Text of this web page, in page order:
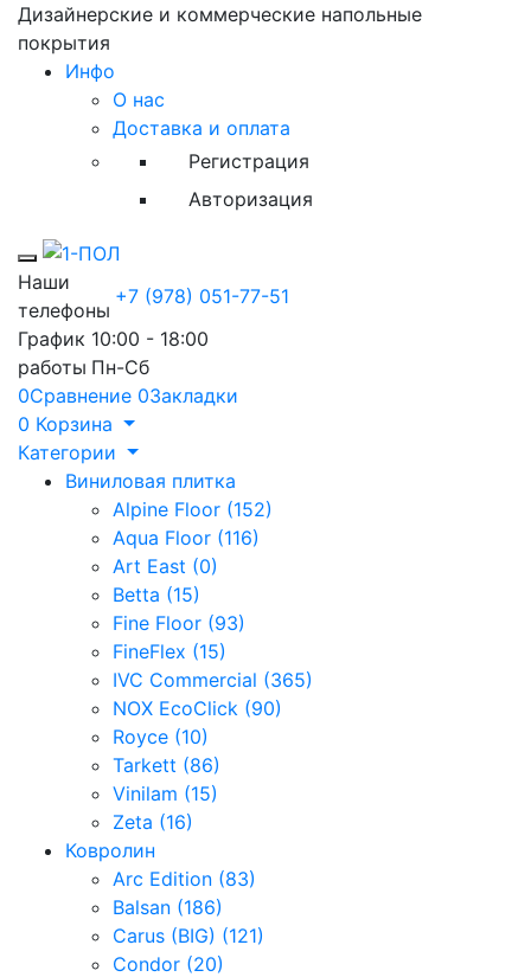
Дизайнерские и коммерческие напольные
покрытия
Инфо
О нас
Доставка и оплата
Регистрация
Авторизация
Toggle mobile menu
Наши
телефоны
+7 (978) 051-77-51
График
работы
10:00 - 18:00
Пн-Сб
0Сравнение 0Закладки
0 Корзина
Категории
Виниловая плитка
Alpine Floor (152)
Aqua Floor (116)
Art East (0)
Betta (15)
Fine Floor (93)
FineFlex (15)
IVC Commercial (365)
NOX EcoClick (90)
Royce (10)
Tarkett (86)
Vinilam (15)
Zeta (16)
Ковролин
Arc Edition (83)
Balsan (186)
Carus (BIG) (121)
Condor (20)